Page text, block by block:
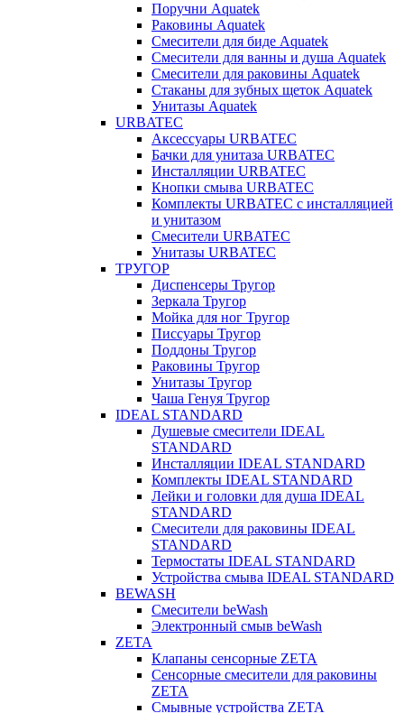
Поручни Aquatek
Раковины Aquatek
Смесители для биде Aquatek
Смесители для ванны и душа Aquatek
Смесители для раковины Aquatek
Стаканы для зубных щеток Aquatek
Унитазы Aquatek
URBATEC
Аксессуары URBATEC
Бачки для унитаза URBATEC
Инсталляции URBATEC
Кнопки смыва URBATEC
Комплекты URBATEC с инсталляцией
и унитазом
Смесители URBATEC
Унитазы URBATEC
ТРУГОР
Диспенсеры Тругор
Зеркала Тругор
Мойка для ног Тругор
Писсуары Тругор
Поддоны Тругор
Раковины Тругор
Унитазы Тругор
Чаша Генуя Тругор
IDEAL STANDARD
Душевые смесители IDEAL
STANDARD
Инсталляции IDEAL STANDARD
Комплекты IDEAL STANDARD
Лейки и головки для душа IDEAL
STANDARD
Смесители для раковины IDEAL
STANDARD
Термостаты IDEAL STANDARD
Устройства смыва IDEAL STANDARD
BEWASH
Смесители beWash
Электронный смыв beWash
ZETA
Клапаны сенсорные ZETA
Сенсорные смесители для раковины
ZETA
Смывные устройства ZETA